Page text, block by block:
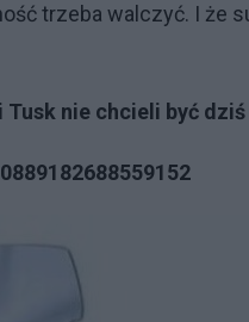
trzeba walczyć. I że
nie chcieli być